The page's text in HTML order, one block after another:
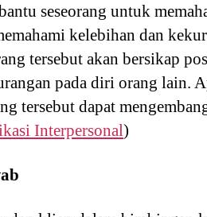
seseorang untuk
kelebihan dan
tersebut akan bersikap
pada diri orang lain.
tersebut dapat
Interpersonal)